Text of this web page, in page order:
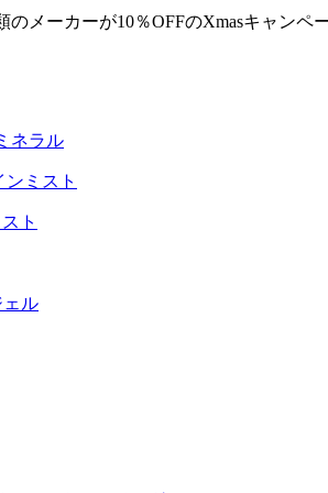
のメーカーが10％OFFのXmasキャンペ
ネラル
ンミスト
ト
ル